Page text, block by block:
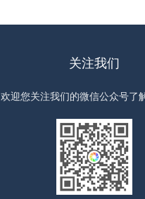
关注我们
欢迎您关注我们的微信公众号了